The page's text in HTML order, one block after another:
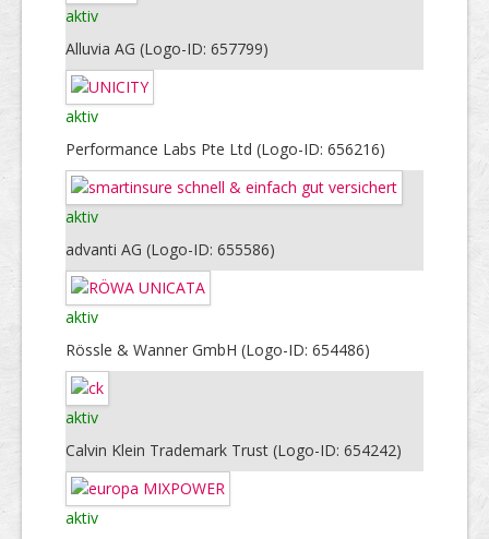
aktiv
Alluvia AG (Logo-ID: 657799)
aktiv
Performance Labs Pte Ltd (Logo-ID: 656216)
aktiv
advanti AG (Logo-ID: 655586)
aktiv
Rössle & Wanner GmbH (Logo-ID: 654486)
aktiv
Calvin Klein Trademark Trust (Logo-ID: 654242)
aktiv